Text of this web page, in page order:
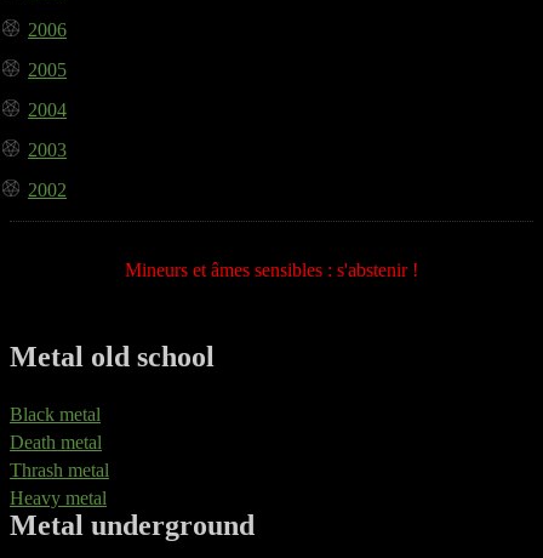
2006
2005
2004
2003
2002
Mineurs et âmes sensibles : s'abstenir !
Metal old school
Black metal
Death metal
Thrash metal
Heavy metal
Metal underground